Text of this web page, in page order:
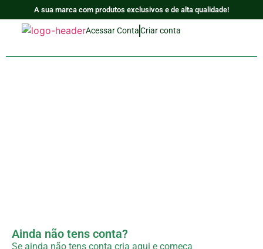
A sua marca com produtos exclusivos e de alta qualidade!
Acessar ContaCriar conta
Ainda não tens conta?
Se ainda não tens conta cria aqui e começa